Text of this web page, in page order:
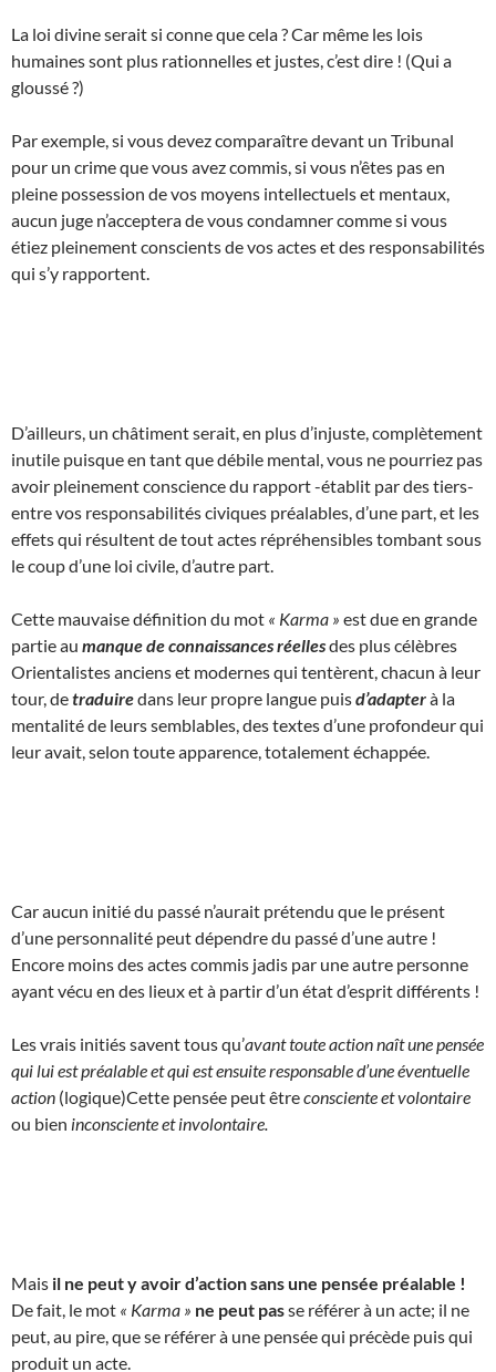
La loi divine serait si conne que cela ? Car même les lois
humaines sont plus rationnelles et justes, c’est dire ! (Qui a
gloussé ?)
Par exemple, si vous devez comparaître devant un Tribunal
pour un crime que vous avez commis, si vous n’êtes pas en
pleine possession de vos moyens intellectuels et mentaux,
aucun juge n’acceptera de vous condamner comme si vous
étiez pleinement conscients de vos actes et des responsabilités
qui s’y rapportent.
D’ailleurs, un châtiment serait, en plus d’injuste, complètement
inutile puisque en tant que débile mental, vous ne pourriez pas
avoir pleinement conscience du rapport -établit par des tiers-
entre vos responsabilités civiques préalables, d’une part, et les
effets qui résultent de tout actes répréhensibles tombant sous
le coup d’une loi civile, d’autre part.
Cette mauvaise définition du mot « Karma » est due en grande
partie au manque de connaissances réellesdes plus célèbres
Orientalistes anciens et modernes qui tentèrent, chacun à leur
tour, detraduiredans leur propre langue puisd’adapterà la
mentalité de leurs semblables, des textes d’une profondeur qui
leur avait, selon toute apparence, totalement échappée.
Car aucun initié du passé n’aurait prétendu que le présent
d’une personnalité peut dépendre du passé d’une autre !
Encore moins des actes commis jadis par une autre personne
ayant vécu en des lieux et à partir d’un état d’esprit différents !
Les vrais initiés savent tous qu’avant toute action naît une pensée
qui lui est préalable et qui est ensuite responsable d’une éventuelle
action (logique)Cette pensée peut êtreconsciente et volontaire
ou bien inconsciente et involontaire.
Mais il ne peut y avoir d’action sans une pensée préalable !
De fait, le mot « Karma » ne peut passe référer à un acte; il ne
peut, au pire, que se référer à une pensée qui précède puis qui
produit un acte.